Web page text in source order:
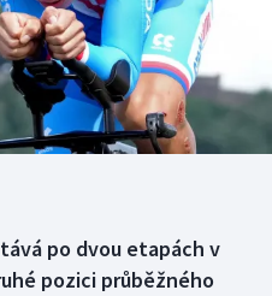
po dvou etapách v
pozici průběžného